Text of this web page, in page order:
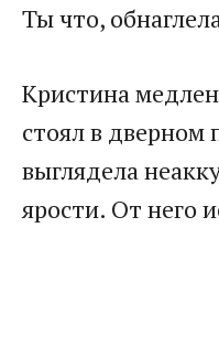
Ты что,
Кристина
стоял в дверном
выглядела
ярости. От него